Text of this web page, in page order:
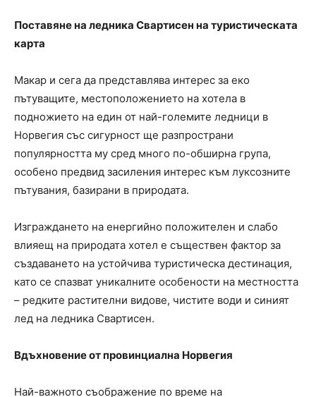
Поставяне на ледника Свартисен на туристическата
карта
Макар и сега да представлява интерес за еко
пътуващите, местоположението на хотела в
подножието на един от най-големите ледници в
Норвегия със сигурност ще разпространи
популярността му сред много по-обширна група,
особено предвид засиления интерес към луксозните
пътувания, базирани в природата.
Изграждането на енергийно положителен и слабо
влияещ на природата хотел е съществен фактор за
създаването на устойчива туристическа дестинация,
като се спазват уникалните особености на местността
– редките растителни видове, чистите води и синият
лед на ледника Свартисен.
Вдъхновение от провинциална Норвегия
Най-важното съображение по време на